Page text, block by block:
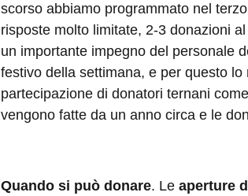
scorso abbiamo programmato nel
risposte molto limitate, 2-3 donazioni
un importante impegno del personale
festivo della settimana, e per questo
partecipazione di donatori ternani
vengono fatte da un anno circa e le
Quando si può donare. Le aperture